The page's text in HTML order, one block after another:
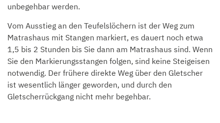
unbegehbar werden.
Vom Ausstieg an den Teufelslöchern ist der Weg zum
Matrashaus mit Stangen markiert, es dauert noch etwa
1,5 bis 2 Stunden bis Sie dann am Matrashaus sind. Wenn
Sie den Markierungsstangen folgen, sind keine Steigeisen
notwendig. Der frühere direkte Weg über den Gletscher
ist wesentlich länger geworden, und durch den
Gletscherrückgang nicht mehr begehbar.